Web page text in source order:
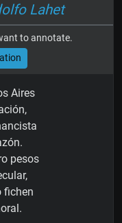
Lahet
to annotate.
Aires
pesos
fichen